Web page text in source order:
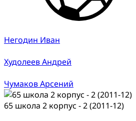
Негодин Иван
Худолеев Андрей
Чумаков Арсений
65 школа 2 корпус - 2 (2011-12)